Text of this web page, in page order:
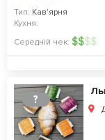
Тип: Кав'ярня
Кухня:
Середній чек: $$$$
?